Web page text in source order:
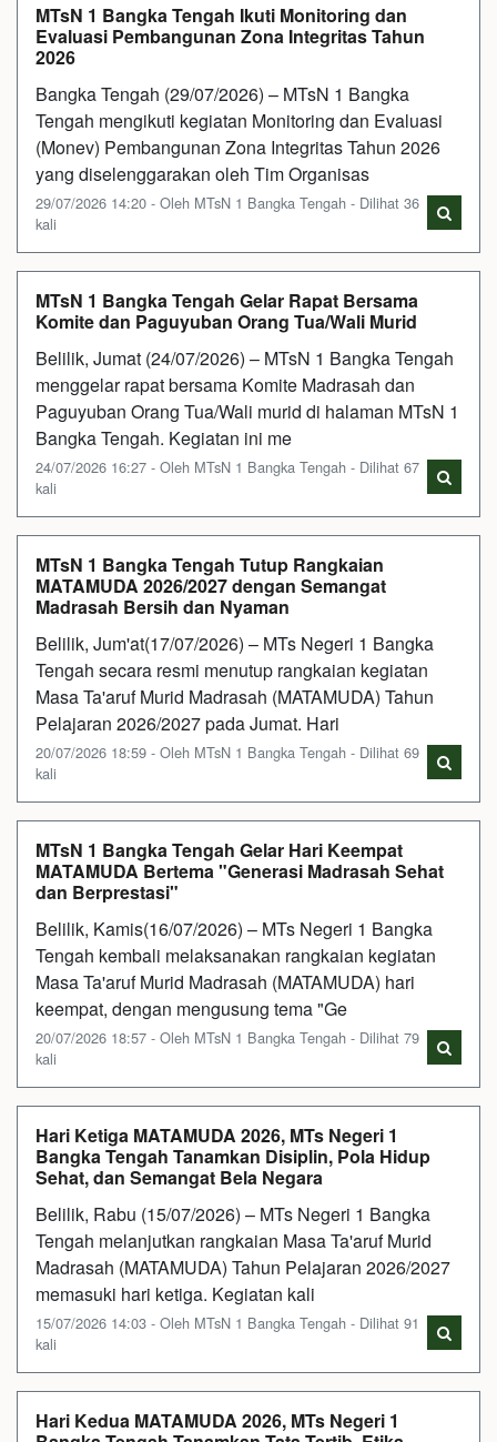
MTsN 1 Bangka Tengah Ikuti Monitoring dan
Evaluasi Pembangunan Zona Integritas Tahun
2026
Bangka Tengah (29/07/2026) – MTsN 1 Bangka
Tengah mengikuti kegiatan Monitoring dan Evaluasi
(Monev) Pembangunan Zona Integritas Tahun 2026
yang diselenggarakan oleh Tim Organisas
29/07/2026 14:20 - Oleh MTsN 1 Bangka Tengah - Dilihat 36
kali
MTsN 1 Bangka Tengah Gelar Rapat Bersama
Komite dan Paguyuban Orang Tua/Wali Murid
Belilik, Jumat (24/07/2026) – MTsN 1 Bangka Tengah
menggelar rapat bersama Komite Madrasah dan
Paguyuban Orang Tua/Wali murid di halaman MTsN 1
Bangka Tengah. Kegiatan ini me
24/07/2026 16:27 - Oleh MTsN 1 Bangka Tengah - Dilihat 67
kali
MTsN 1 Bangka Tengah Tutup Rangkaian
MATAMUDA 2026/2027 dengan Semangat
Madrasah Bersih dan Nyaman
Belilik, Jum'at(17/07/2026) – MTs Negeri 1 Bangka
Tengah secara resmi menutup rangkaian kegiatan
Masa Ta'aruf Murid Madrasah (MATAMUDA) Tahun
Pelajaran 2026/2027 pada Jumat. Hari
20/07/2026 18:59 - Oleh MTsN 1 Bangka Tengah - Dilihat 69
kali
MTsN 1 Bangka Tengah Gelar Hari Keempat
MATAMUDA Bertema "Generasi Madrasah Sehat
dan Berprestasi"
Belilik, Kamis(16/07/2026) – MTs Negeri 1 Bangka
Tengah kembali melaksanakan rangkaian kegiatan
Masa Ta'aruf Murid Madrasah (MATAMUDA) hari
keempat, dengan mengusung tema "Ge
20/07/2026 18:57 - Oleh MTsN 1 Bangka Tengah - Dilihat 79
kali
Hari Ketiga MATAMUDA 2026, MTs Negeri 1
Bangka Tengah Tanamkan Disiplin, Pola Hidup
Sehat, dan Semangat Bela Negara
Belilik, Rabu (15/07/2026) – MTs Negeri 1 Bangka
Tengah melanjutkan rangkaian Masa Ta'aruf Murid
Madrasah (MATAMUDA) Tahun Pelajaran 2026/2027
memasuki hari ketiga. Kegiatan kali
15/07/2026 14:03 - Oleh MTsN 1 Bangka Tengah - Dilihat 91
kali
Hari Kedua MATAMUDA 2026, MTs Negeri 1